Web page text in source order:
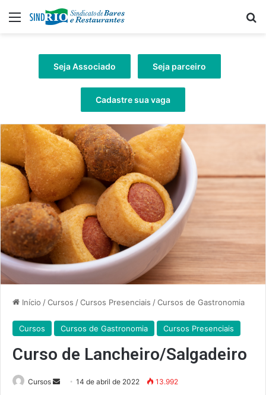
Menu
Seja Associado Seja parceiro
Cadastre sua vaga
Início /Cursos /Cursos Presenciais /Cursos de Gastronomia
Cursos Cursos de Gastronomia Cursos Presenciais
Curso de Lancheiro/Salgadeiro
Cursos
Mande14 de abril de 2022 13.992